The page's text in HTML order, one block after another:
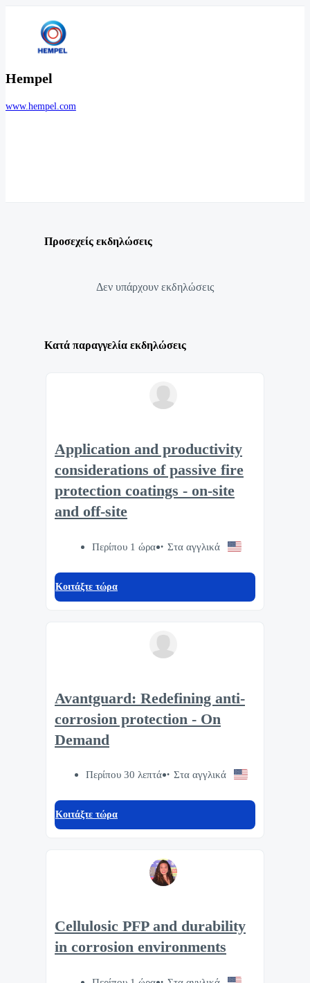
Hempel
www.hempel.com
Προσεχείς εκδηλώσεις
Δεν υπάρχουν εκδηλώσεις
Κατά παραγγελία εκδηλώσεις
Application and productivity
considerations of passive fire
protection coatings - on-site
and off-site
Περίπου 1 ώρα Στα αγγλικά
Κοιτάξτε τώρα
Avantguard: Redefining anti-
corrosion protection - On
Demand
Περίπου 30 λεπτά Στα αγγλικά
Κοιτάξτε τώρα
Cellulosic PFP and durability
in corrosion environments